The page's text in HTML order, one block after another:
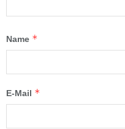
Name *
E-Mail *